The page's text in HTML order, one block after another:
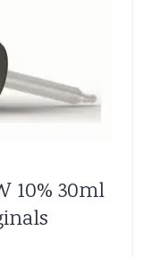
10% 30ml